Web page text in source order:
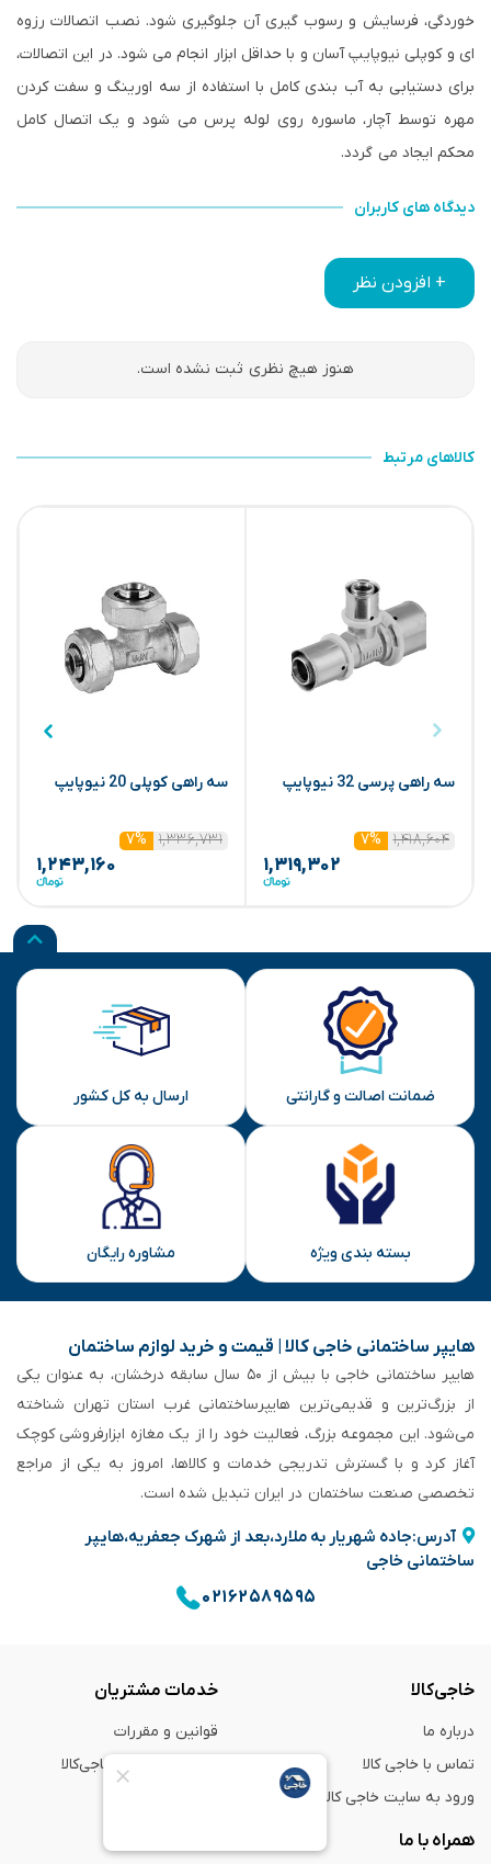
خوردگی، فرسایش و رسوب گیری آن جلوگیری شود. نصب اتصالات رزوه
ای و کوپلی نیوپایپ آسان و با حداقل ابزار انجام می شود. در این اتصالات،
برای دستیابی به آب بندی کامل با استفاده از سه اورینگ و سفت کردن
مهره توسط آچار، ماسوره روی لوله پرس می شود و یک اتصال کامل
محکم ایجاد می گردد.
دیدگاه های کاربران
+ افزودن نظر
هنوز هیچ نظری ثبت نشده است.
کالاهای مرتبط
سه راهی پرسی 32 نیوپایپ
۱,۴۱۸,۶۰۴ ۷%
۱,۳۱۹,۳۰۲
سه راهی کوپلی 20 نیوپایپ
۱,۳۳۶,۷۳۱ ۷%
۱,۲۴۳,۱۶۰
ضمانت اصالت و گارانتی ارسال به کل کشور
بسته بندی ویژه مشاوره رایگان
هایپر ساختمانی خاجی‌ کالا | قیمت و خرید لوازم ساختمان
هایپر ساختمانی خاجی‌ با بیش از ۵۰ سال سابقه‌ درخشان، به عنوان یکی
از بزرگ‌ترین و قدیمی‌ترین هایپرساختمانی‌ غرب استان تهران شناخته
می‌شود. این مجموعه بزرگ، فعالیت خود را از یک مغازه ابزارفروشی کوچک
آغاز کرد و با گسترش تدریجی خدمات و کالاها، امروز به یکی از مراجع
تخصصی صنعت ساختمان در ایران تبدیل شده است.
آدرس:جاده شهریار به ملارد،بعد از شهرک جعفریه،هایپر
ساختمانی خاجی
۰۲۱۶۲۵۸۹۵۹۵
خاجی‌کالا
درباره ما
تماس با خاجی کالا
ورود به سایت خاجی‌ کالا
خدمات مشتریان
قوانین و مقررات
راهنمای خرید از خاجی‌کالا
همراه با ما